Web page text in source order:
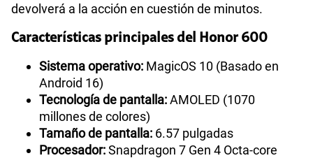
devolverá a la acción en cuestión de minutos.
Características principales del Honor 600
Sistema operativo: MagicOS 10 (Basado en
Android 16)
Tecnología de pantalla:AMOLED (1070
millones de colores)
Tamaño de pantalla: 6.57 pulgadas
Procesador:Snapdragon 7 Gen 4 Octa-core